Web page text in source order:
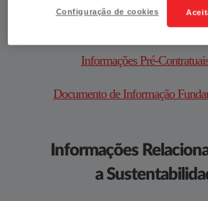
Condições Gerais​​​​​​​​​​​​​​​​​​​​​​​​​​​
Informações Pré-
Documento de Informação
​​​​​​​​​​​​Informações
a
Configuração de cookies